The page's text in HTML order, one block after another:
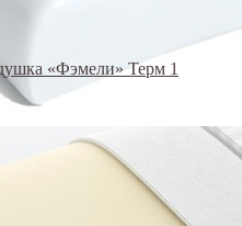
«Фэмели» Терм 1